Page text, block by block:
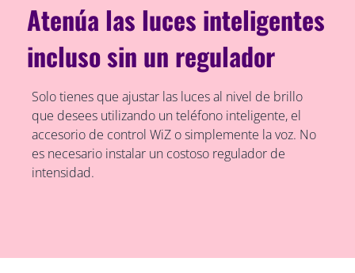
Atenúa las luces inteligentes
incluso sin un regulador
Solo tienes que ajustar las luces al nivel de brillo
que desees utilizando un teléfono inteligente, el
accesorio de control WiZ o simplemente la voz. No
es necesario instalar un costoso regulador de
intensidad.